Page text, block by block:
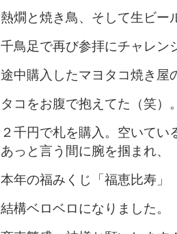
熱燗と焼き鳥、そして生ビー
千鳥足で再び参拝にチャレン
途中購入したマヨタコ焼き屋
タコをお腹で抱えてた（笑）
２千円で札を購入。空いてい
あっと言う間に腕を掴まれ、
本年の福みくじ「福恵比寿
結構ベロベロになりました。